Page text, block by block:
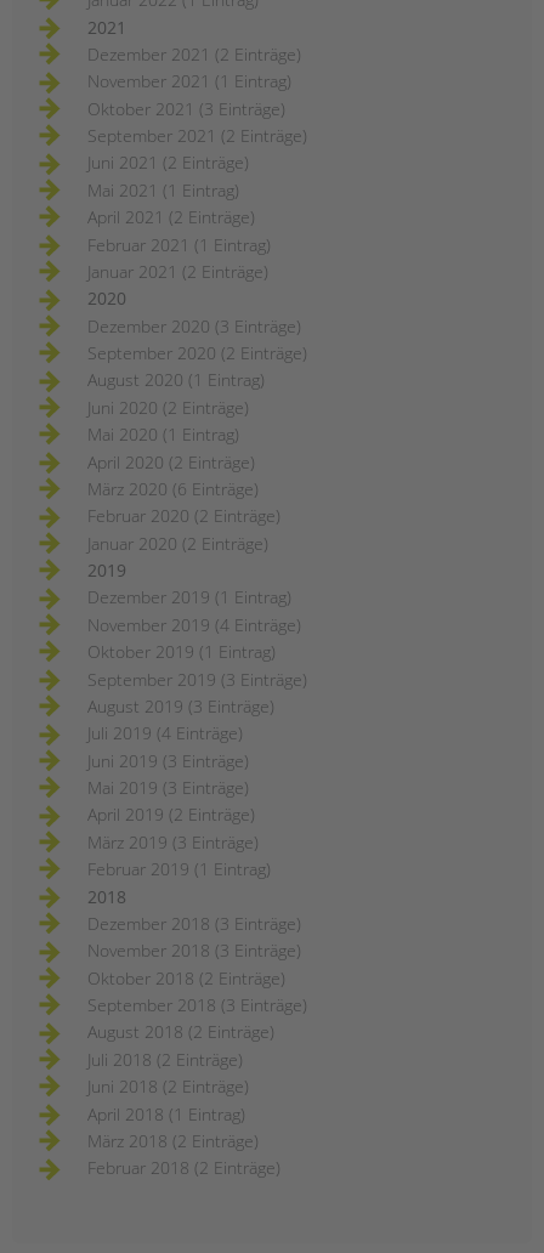
2021
Dezember 2021 (2 Einträge)
November 2021 (1 Eintrag)
Oktober 2021 (3 Einträge)
September 2021 (2 Einträge)
Juni 2021 (2 Einträge)
Mai 2021 (1 Eintrag)
April 2021 (2 Einträge)
Februar 2021 (1 Eintrag)
Januar 2021 (2 Einträge)
2020
Dezember 2020 (3 Einträge)
September 2020 (2 Einträge)
August 2020 (1 Eintrag)
Juni 2020 (2 Einträge)
Mai 2020 (1 Eintrag)
April 2020 (2 Einträge)
März 2020 (6 Einträge)
Februar 2020 (2 Einträge)
Januar 2020 (2 Einträge)
2019
Dezember 2019 (1 Eintrag)
November 2019 (4 Einträge)
Oktober 2019 (1 Eintrag)
September 2019 (3 Einträge)
August 2019 (3 Einträge)
Juli 2019 (4 Einträge)
Juni 2019 (3 Einträge)
Mai 2019 (3 Einträge)
April 2019 (2 Einträge)
März 2019 (3 Einträge)
Februar 2019 (1 Eintrag)
2018
Dezember 2018 (3 Einträge)
November 2018 (3 Einträge)
Oktober 2018 (2 Einträge)
September 2018 (3 Einträge)
August 2018 (2 Einträge)
Juli 2018 (2 Einträge)
Juni 2018 (2 Einträge)
April 2018 (1 Eintrag)
März 2018 (2 Einträge)
Februar 2018 (2 Einträge)